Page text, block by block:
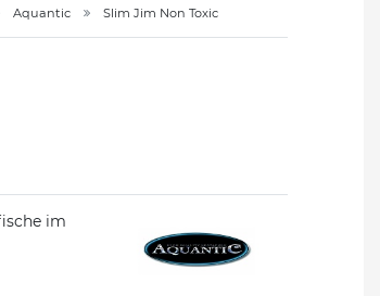
Aquantic Slim Jim Non Toxic
im